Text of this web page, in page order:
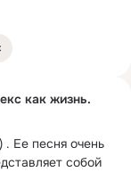
как жизнь.
. Ее песня очень
собой